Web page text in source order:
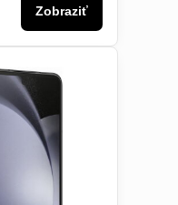
Zobraziť